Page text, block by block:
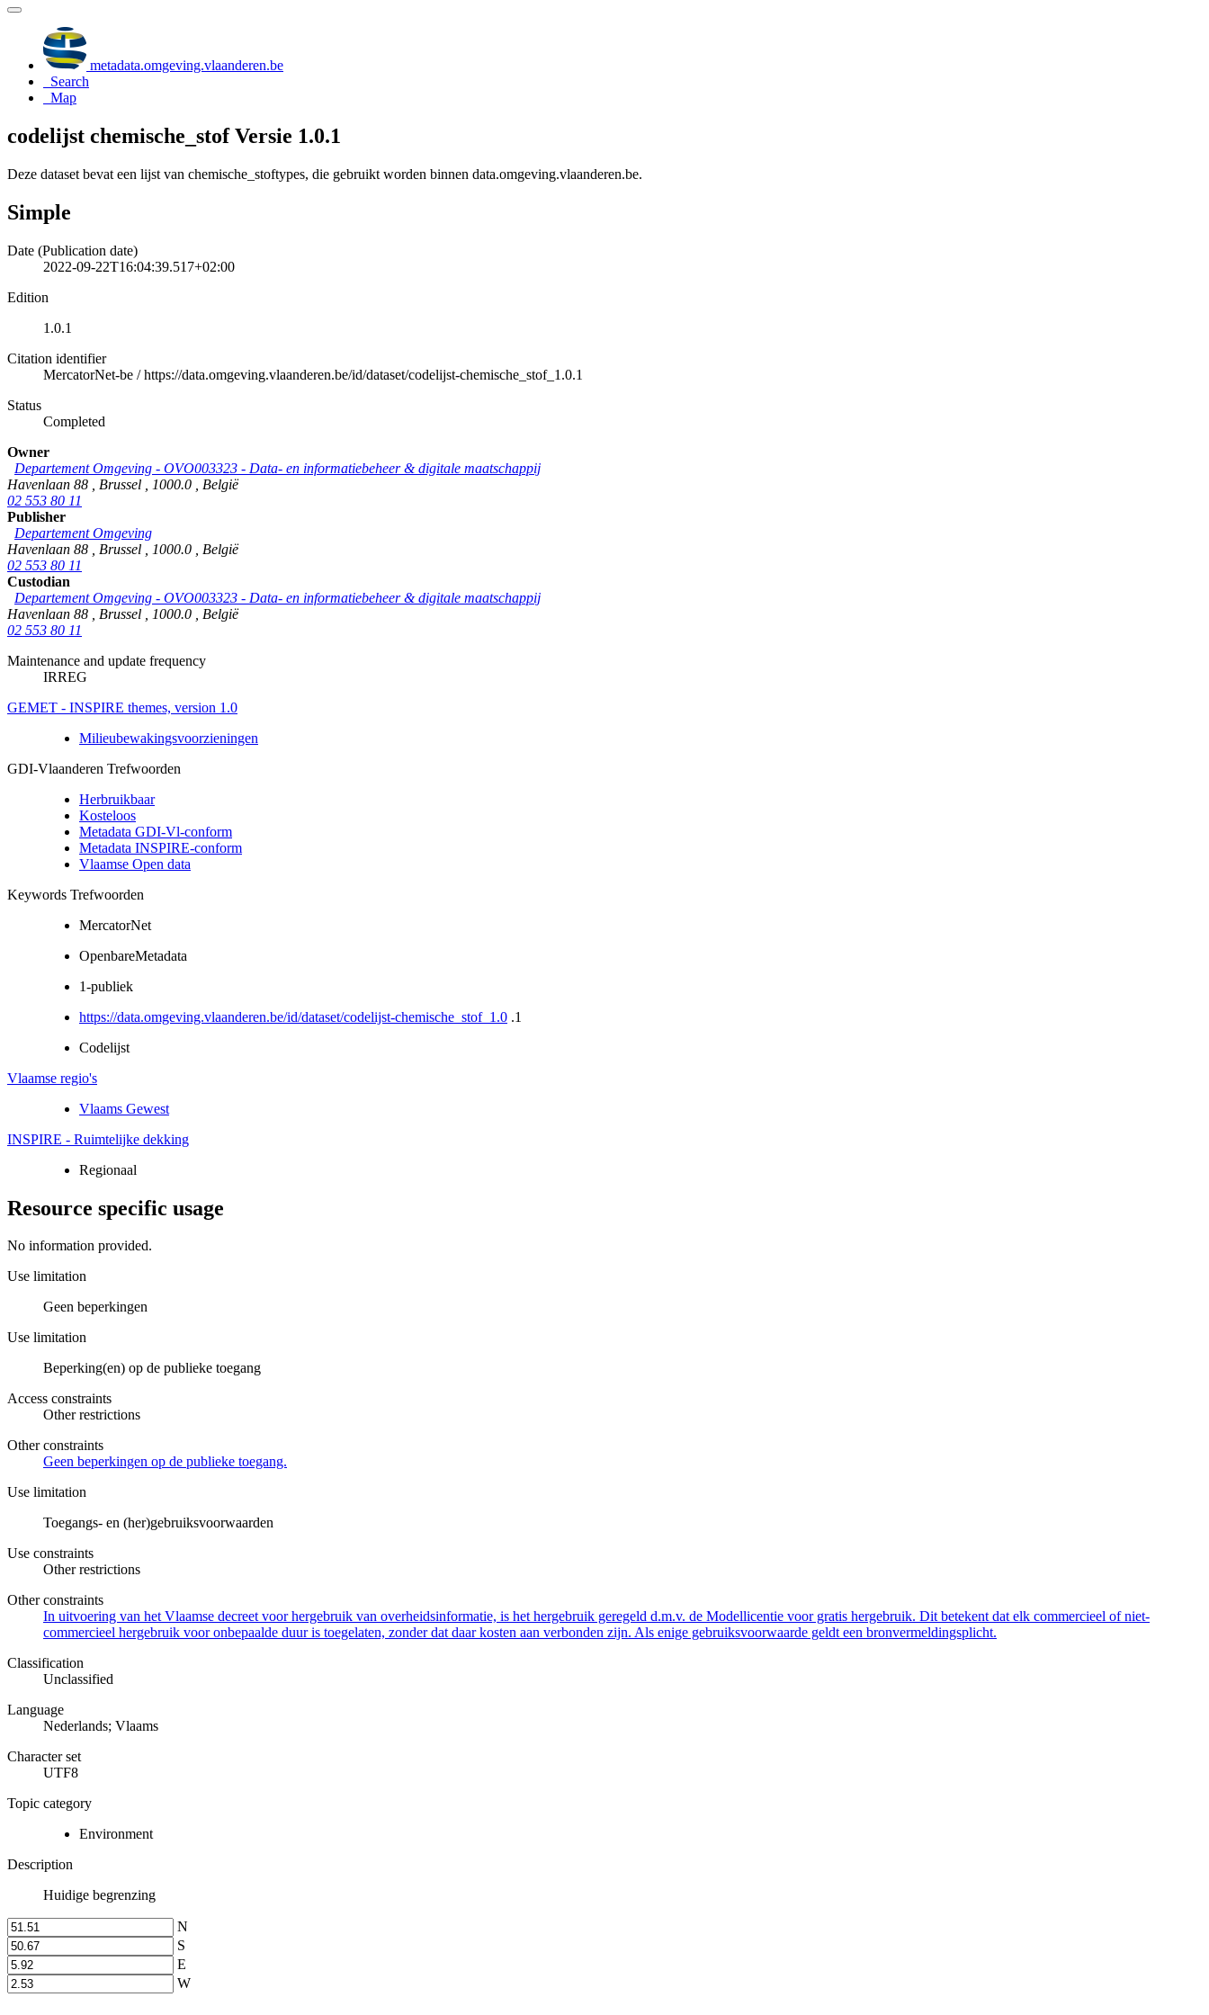
metadata.omgeving.vlaanderen.be
Search
Map
codelijst chemische_stof Versie 1.0.1
Deze dataset bevat een lijst van chemische_stoftypes, die gebruikt worden binnen data.omgeving.vlaanderen.be.
Simple
Date (Publication date)
2022-09-22T16:04:39.517+02:00
Edition
1.0.1
Citation identifier
MercatorNet-be /https://data.omgeving.vlaanderen.be/id/dataset/codelijst-chemische_stof_1.0.1
Status
Completed
Owner
Departement Omgeving - OVO003323 - Data- en informatiebeheer & digitale maatschappij
Havenlaan 88
Brussel 1000.0
België
02 553 80 11
Publisher
Departement Omgeving
Havenlaan 88
Brussel 1000.0
België
02 553 80 11
Custodian
Departement Omgeving - OVO003323 - Data- en informatiebeheer & digitale maatschappij
Havenlaan 88
Brussel 1000.0
België
02 553 80 11
Maintenance and update frequency
IRREG
GEMET - INSPIRE themes, version 1.0
Milieubewakingsvoorzieningen
GDI-Vlaanderen Trefwoorden
Herbruikbaar
Kosteloos
Metadata GDI-Vl-conform
Metadata INSPIRE-conform
Vlaamse Open data
Keywords Trefwoorden
MercatorNet
OpenbareMetadata
1-publiek
https://data.omgeving.vlaanderen.be/id/dataset/codelijst-chemische_stof_1.0 .1
Codelijst
Vlaamse regio's
Vlaams Gewest
INSPIRE - Ruimtelijke dekking
Regionaal
Resource specific usage
No information provided.
Use limitation
Geen beperkingen
Use limitation
Beperking(en) op de publieke toegang
Access constraints
Other restrictions
Other constraints
Geen beperkingen op de publieke toegang.
Use limitation
Toegangs- en (her)gebruiksvoorwaarden
Use constraints
Other restrictions
Other constraints
In uitvoering van het Vlaamse decreet voor hergebruik van overheidsinformatie, is het hergebruik geregeld d.m.v. de Modellicentie voor gratis hergebruik. Dit betekent dat elk commercieel of niet-
commercieel hergebruik voor onbepaalde duur is toegelaten, zonder dat daar kosten aan verbonden zijn. Als enige gebruiksvoorwaarde geldt een bronvermeldingsplicht.
Classification
Unclassified
Language
Nederlands; Vlaams
Character set
UTF8
Topic category
Environment
Description
Huidige begrenzing
N
S
E
W